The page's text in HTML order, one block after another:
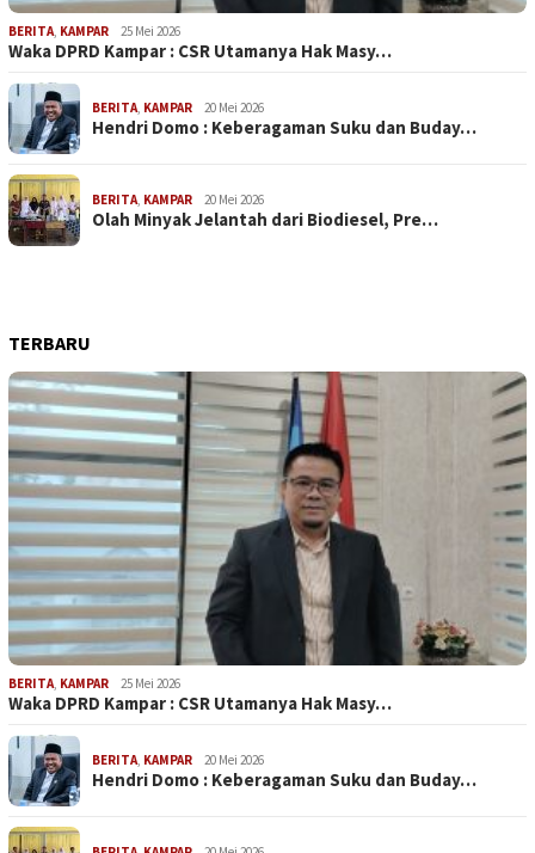
BERITA, KAMPAR 25 Mei 2026
Waka DPRD Kampar : CSR Utamanya Hak Masy…
BERITA, KAMPAR 20 Mei 2026
Hendri Domo : Keberagaman Suku dan Buday…
BERITA, KAMPAR 20 Mei 2026
Olah Minyak Jelantah dari Biodiesel, Pre…
TERBARU
BERITA, KAMPAR 25 Mei 2026
Waka DPRD Kampar : CSR Utamanya Hak Masy…
BERITA, KAMPAR 20 Mei 2026
Hendri Domo : Keberagaman Suku dan Buday…